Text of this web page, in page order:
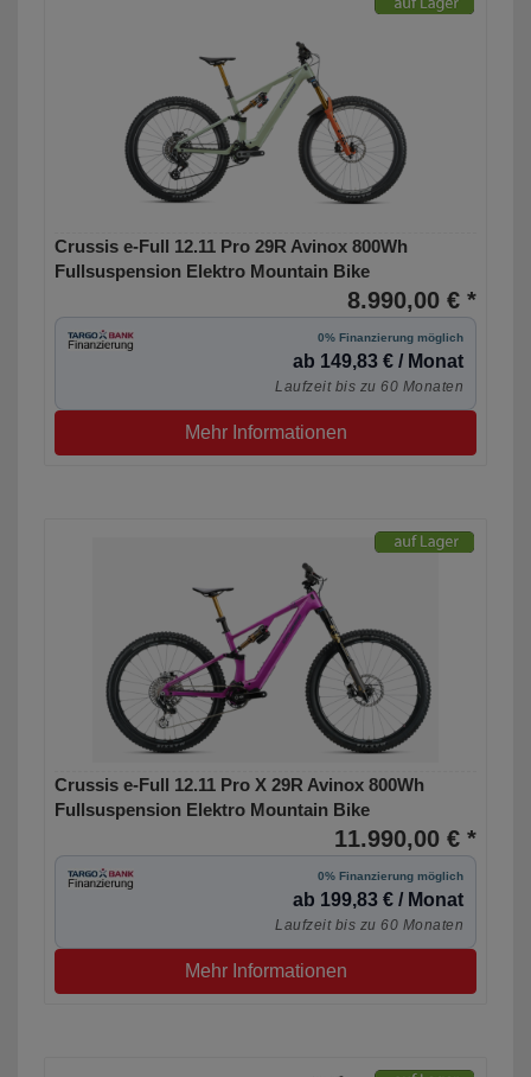
Crussis e-Full 12.11 Pro 29R Avinox 800Wh
Fullsuspension Elektro Mountain Bike
8.990,00 € *
0% Finanzierung möglich
ab 149,83 € / Monat
Laufzeit bis zu 60 Monaten
Mehr Informationen
Crussis e-Full 12.11 Pro X 29R Avinox 800Wh
Fullsuspension Elektro Mountain Bike
11.990,00 € *
0% Finanzierung möglich
ab 199,83 € / Monat
Laufzeit bis zu 60 Monaten
Mehr Informationen